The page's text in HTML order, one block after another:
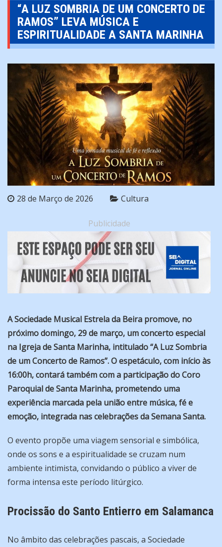
“A LUZ SOMBRIA DE UM CONCERTO DE
RAMOS” LEVA MÚSICA E
ESPIRITUALIDADE A SANTA MARINHA
28 de Março de 2026 Cultura
Publicidade
A Sociedade Musical Estrela da Beira promove, no
próximo domingo, 29 de março, um concerto especial
na Igreja de Santa Marinha, intitulado “A Luz Sombria
de um Concerto de Ramos”. O espetáculo, com início às
16:00h, contará também com a participação do Coro
Paroquial de Santa Marinha, prometendo uma
experiência marcada pela união entre música, fé e
emoção, integrada nas celebrações da Semana Santa.
O evento propõe uma viagem sensorial e simbólica,
onde os sons e a espiritualidade se cruzam num
ambiente intimista, convidando o público a viver de
forma intensa este período litúrgico.
Procissão do Santo Entierro em Salamanca
No âmbito das celebrações pascais, a Sociedade